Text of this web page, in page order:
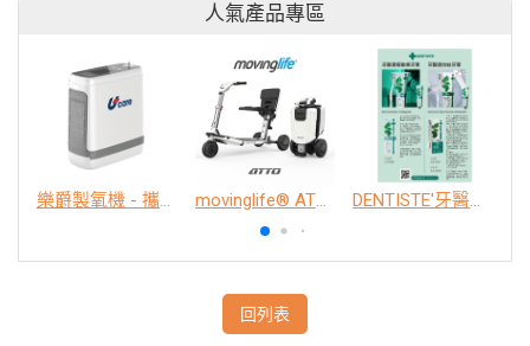
人氣產品專區
樂爵製氧機 - 攜帶型 movinglife® ATTO新世代電動代步車 經典款 DENTISTE'牙醫選極敏感牙膏、抗蛀牙膏
回列表